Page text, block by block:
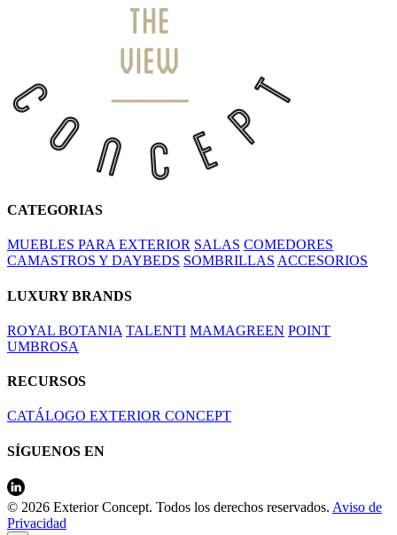
CATEGORIAS
MUEBLES PARA EXTERIOR SALAS COMEDORES
CAMASTROS Y DAYBEDS SOMBRILLAS ACCESORIOS
LUXURY BRANDS
ROYAL BOTANIA TALENTI MAMAGREEN POINT
UMBROSA
RECURSOS
CATÁLOGO EXTERIOR CONCEPT
SÍGUENOS EN
© 2026 Exterior Concept. Todos los derechos reservados. Aviso de
Privacidad